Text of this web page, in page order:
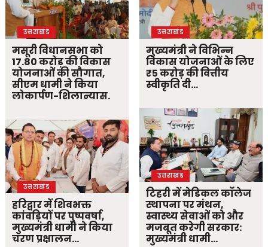
उत्तराखंड
मसूरी विधानसभा को
17.80 करोड़ की विकास
योजनाओं की सौगात,
सीएम धामी ने किया
लोकार्पण-शिलान्यास.
उत्तराखंड
हरिद्वार में शिवभक्त
कांवड़ियों पर पुष्पवर्षा,
मुख्यमंत्री धामी ने किया
चरण प्रक्षालन…
उत्तराखंड
मुख्यमंत्री ने विभिन्न
विकास योजनाओं के लिए
₹5 करोड़ की वित्तीय
स्वीकृति दी…
उत्तराखंड
टिहरी में मेडिकल कॉलेज
स्थापना पर मंथन,
स्वास्थ्य सेवाओं को और
मजबूत करेगी सरकार:
मुख्यमंत्री धामी…